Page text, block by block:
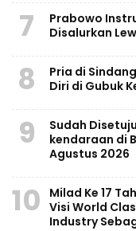
7
Prabowo
Disalurkan
8
Pria di
Diri di Gubuk
9
Sudah
kendaraan di
Agustus 2026
10
Milad Ke 17
Visi World
Industry